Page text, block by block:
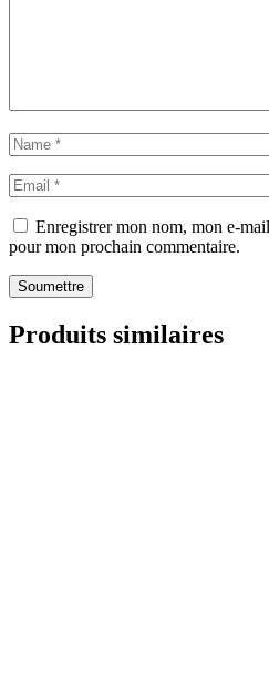
Enregistrer mon nom, mon e-
pour mon prochain commentaire.
Soumettre
Produits similaires